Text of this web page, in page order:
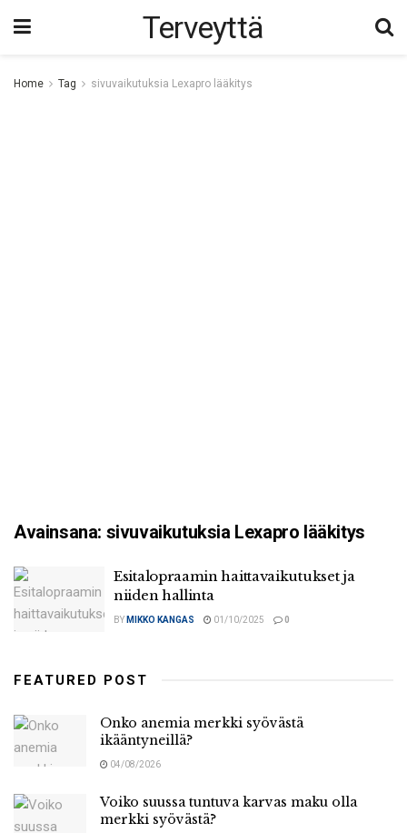
Terveyttä
Home Tag sivuvaikutuksia Lexapro lääkitys
Avainsana: sivuvaikutuksia Lexapro lääkitys
Esitalopraamin haittavaikutukset ja
niiden hallinta
BY MIKKO KANGAS 01/10/2025 0
FEATURED POST
Onko anemia merkki syövästä
ikääntyneillä?
04/08/2026
Voiko suussa tuntuva karvas maku olla
merkki syövästä?